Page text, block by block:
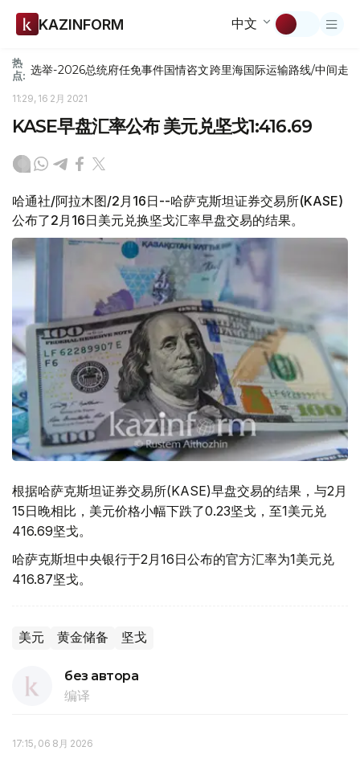
KAZINFORM 中文
热
点: 选举-2026总统府任免事件国情咨文跨里海国际运输路线/中间走廊
11:29, 16 2月 2021
KASE早盘汇率公布 美元兑坚戈1:416.69
哈通社/阿拉木图/2月16日--哈萨克斯坦证券交易所(KASE)
公布了2月16日美元兑换坚戈汇率早盘交易的结果。
根据哈萨克斯坦证券交易所(KASE)早盘交易的结果，与2月
15日晚相比，美元价格小幅下跌了0.23坚戈，至1美元兑
416.69坚戈。
哈萨克斯坦中央银行于2月16日公布的官方汇率为1美元兑
416.87坚戈。
美元 黄金储备 坚戈
без автора
编译
17:15, 06 8月 2026